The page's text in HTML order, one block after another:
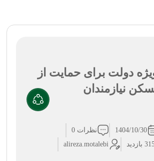
دولت برای حمایت از
نیازمندان
1404/10/30
نظرات 0
بازدید
alireza.motalebi